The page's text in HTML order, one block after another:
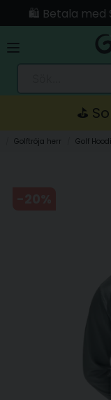
🛍️ Betala med
🚚
⛳️
Golftröja herr Golf